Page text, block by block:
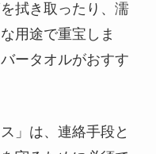
拭き取ったり、濡
用途で重宝しま
ータオルがおすす
」は、連絡手段と